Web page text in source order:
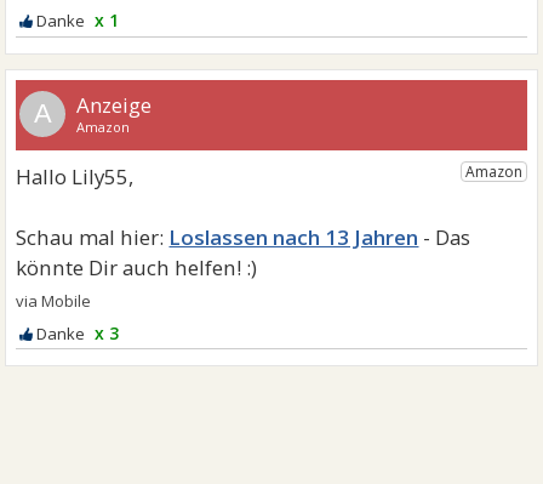
x 1
A
Loslassen nach 13 Jahren
x 3